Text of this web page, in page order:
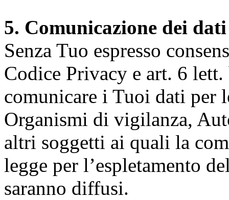
5. Comunicazione dei dati
Senza Tuo espresso
Codice Privacy e art. 6
comunicare i Tuoi dati per
Organismi di vigilanza,
altri soggetti ai quali la
legge per l’espletamento
saranno diffusi.